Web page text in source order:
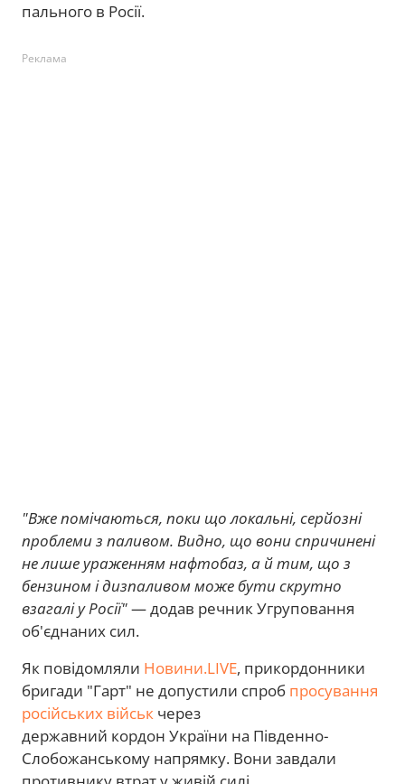
пального в Росії.
Реклама
"Вже помічаються, поки що локальні, серйозні
проблеми з паливом. Видно, що вони спричинені
не лише ураженням нафтобаз, а й тим, що з
бензином і дизпаливом може бути скрутно
взагалі у Росії"— додав речник Угруповання
об'єднаних сил.
Як повідомляли Новини.LIVE, прикордонники
бригади "Гарт" не допустили спроб просування
російських військ через
державний кордон України на Південно-
Слобожанському напрямку. Вони завдали